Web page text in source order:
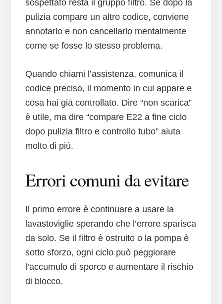
sospettato resta il gruppo filtro. Se dopo la
pulizia compare un altro codice, conviene
annotarlo e non cancellarlo mentalmente
come se fosse lo stesso problema.
Quando chiami l’assistenza, comunica il
codice preciso, il momento in cui appare e
cosa hai già controllato. Dire “non scarica”
è utile, ma dire “compare E22 a fine ciclo
dopo pulizia filtro e controllo tubo” aiuta
molto di più.
Errori comuni da evitare
Il primo errore è continuare a usare la
lavastoviglie sperando che l’errore sparisca
da solo. Se il filtro è ostruito o la pompa è
sotto sforzo, ogni ciclo può peggiorare
l’accumulo di sporco e aumentare il rischio
di blocco.